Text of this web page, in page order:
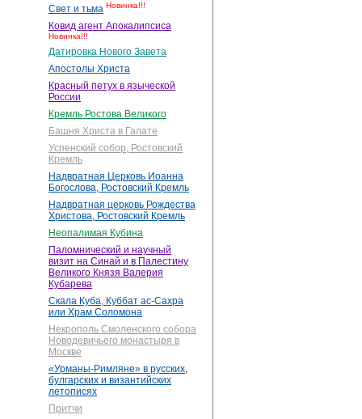
Свет и тьма Новинка!!!
Ковид агент Апокалипсиса
Новинка!!!
Датировка Нового Завета
Апостолы Христа
Красный петух в языческой
России
Кремль Ростова Великого
Башня Христа в Галате
Успенский собор, Ростовский
Кремль
Надвратная Церковь Иоанна
Богослова, Ростовский Кремль
Надвратная церковь Рождества
Христова, Ростовский Кремль
Неопалимая Кубина
Паломнический и научный
визит на Синай и в Палестину
Великого Князя Валерия
Кубарева
Скала Куба, Куббат ас-Сахра
или Храм Соломона
Некрополь Смоленского собора
Новодевичьего монастыря в
Москве
«Урманы-Римляне» в русских,
булгарских и византийских
летописях
Притчи